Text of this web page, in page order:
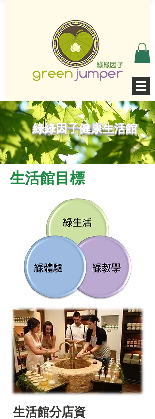
綠綠因子健康生活館
生活館目標
生活館分店資